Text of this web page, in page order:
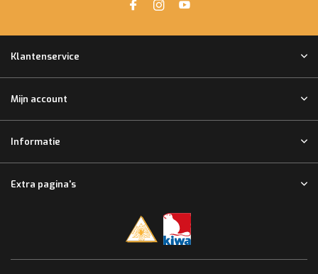
Klantenservice
Mijn account
Informatie
Extra pagina's